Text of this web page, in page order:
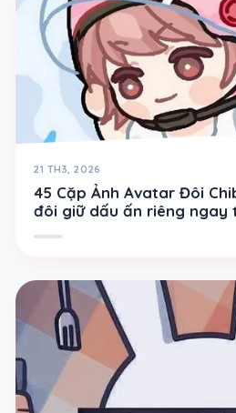
21 TH3, 2026
45 Cặp Ảnh Avatar Đôi
đôi giữ dấu ấn riêng ngay